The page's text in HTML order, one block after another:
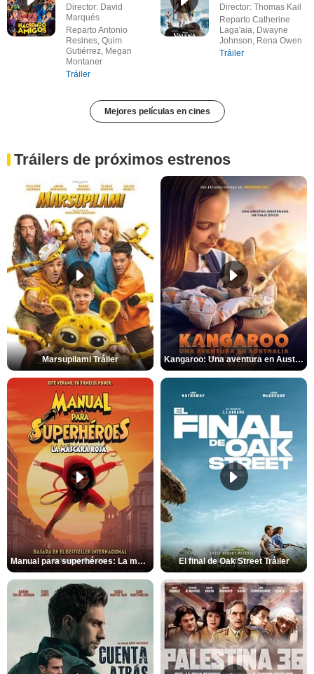
Director: David
Marqués
Reparto Antonio
Resines, Quim
Gutiérrez, Megan
Montaner
Tráiler
Director: Thomas Kail
Reparto Catherine
Laga'aia, Dwayne
Johnson, Rena Owen
Tráiler
Mejores películas en cines
Tráilers de próximos estrenos
Marsupilami Tráiler Kangaroo: Una aventura en Australia Tráiler
Manual para superhéroes: La máscara roja Tráiler El final de Oak Street Tráiler